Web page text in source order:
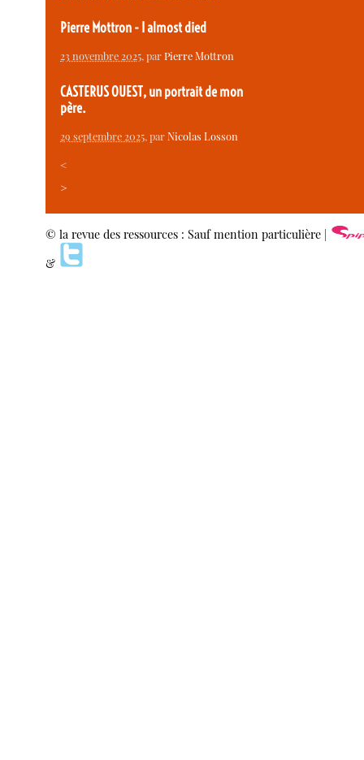
Pierre Mottron - I almost died
23 novembre 2025, parPierre Mottron
CASTERUS OUEST, un portrait de mon
père.
29 septembre 2025, parNicolas Losson
<
>
© la revue des ressources : Sauf mention particulière |
&